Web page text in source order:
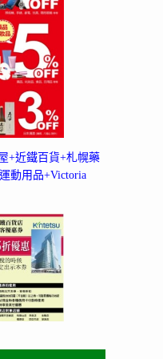
+近鐵百貨+札幌藥
動用品+Victoria